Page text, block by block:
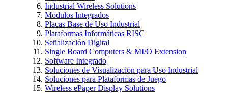
Industrial Wireless Solutions
Módulos Integrados
Placas Base de Uso Industrial
Plataformas Informáticas RISC
Señalización Digital
Single Board Computers & MI/O Extension
Software Integrado
Soluciones de Visualización para Uso Industrial
Soluciones para Plataformas de Juego
Wireless ePaper Display Solutions